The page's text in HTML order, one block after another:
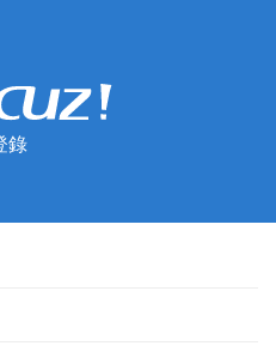
錄